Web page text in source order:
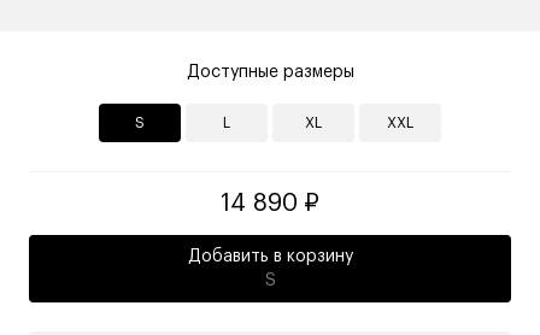
Доступные размеры
S XL XXL
14 890 ₽
Добавить в корзину
S